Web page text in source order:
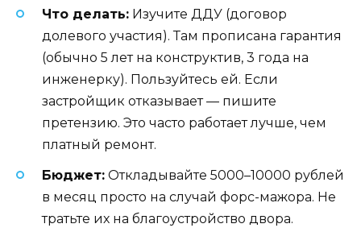
Что делать: Изучите ДДУ (договор
долевого участия). Там прописана гарантия
(обычно 5 лет на конструктив, 3 года на
инженерку). Пользуйтесь ей. Если
застройщик отказывает — пишите
претензию. Это часто работает лучше, чем
платный ремонт.
Бюджет: Откладывайте 5000–10000 рублей
в месяц просто на случай форс-мажора. Не
тратьте их на благоустройство двора.